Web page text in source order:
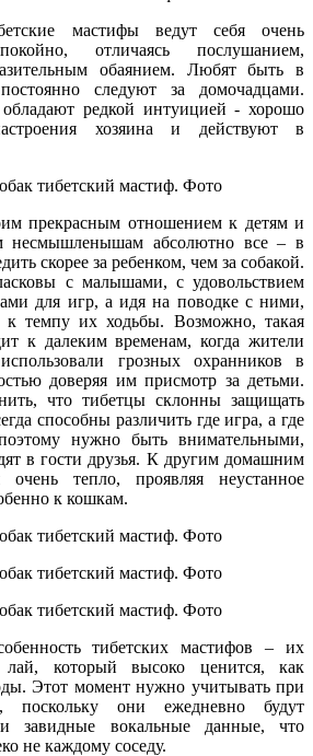
мастифы ведут себя очень
отличаясь послушанием,
обаянием. Любят быть в
следуют за домочадцами.
редкой интуицией - хорошо
хозяина и действуют в
прекрасным отношением к детям и
несмышленышам абсолютно все – в
скорее за ребенком, чем за собакой.
с малышами, с удовольствием
для игр, а идя на поводке с ними,
к темпу их ходьбы. Возможно, такая
к далеким временам, когда жители
грозных охранников в
доверяя им присмотр за детьми.
что тибетцы склонны защищать
способны различить где игра, а где
нужно быть внимательными,
в гости друзья. К другим домашним
очень тепло, проявляя неустанное
к кошкам.
тибетских мастифов – их
который высоко ценится, как
Этот момент нужно учитывать при
поскольку они ежедневно будут
завидные вокальные данные, что
не каждому соседу.